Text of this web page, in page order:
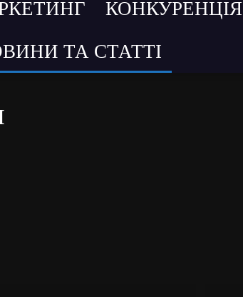
КОНКУРЕНЦІЯ
ТА СТАТТІ